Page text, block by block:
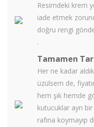
Resimdeki krem
iade etmek
doğru rengi
.
Tamamen
Her ne kadar
üzülsem de,
hem şık hemde
kutucuklar ayrı
rafına koymayıp